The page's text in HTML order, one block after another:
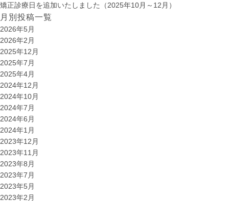
矯正診療日を追加いたしました（2025年10月～12月）
月別投稿一覧
2026年5月
2026年2月
2025年12月
2025年7月
2025年4月
2024年12月
2024年10月
2024年7月
2024年6月
2024年1月
2023年12月
2023年11月
2023年8月
2023年7月
2023年5月
2023年2月